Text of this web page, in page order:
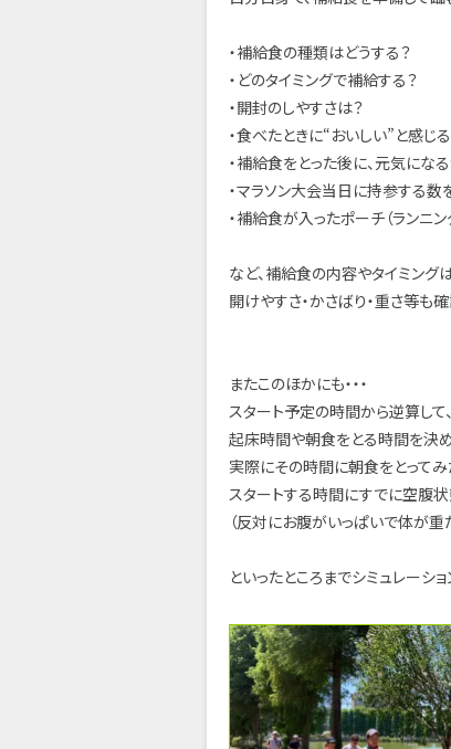
・補給食の種類はどうする？
・どのタイミングで補給する？
・開封のしやすさは？
・食べたときに“おいしい”と感じ
・補給食をとった後に、元気にな
・マラソン大会当日に持参する数
・補給食が入ったポーチ（ランニ
など、補給食の内容やタイミング
開けやすさ・かさばり・重さ等も
またこのほかにも・・・
スタート予定の時間から逆算して、
起床時間や朝食をとる時間を決
実際にその時間に朝食をとってみ
スタートする時間にすでに空腹
（反対にお腹がいっぱいで体が重た
といったところまでシミュレーシ